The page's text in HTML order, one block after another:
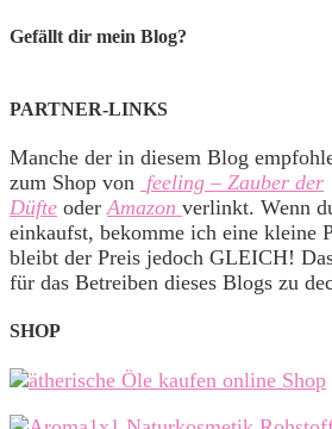
Gefällt dir mein Blog?
PARTNER-LINKS
Manche der in diesem Blog
zum Shop von feeling – Zauber der
Düfte oderAmazon verlinkt. Wenn
einkaufst, bekomme ich eine kleine
bleibt der Preis jedoch GLEICH!
für das Betreiben dieses Blogs zu
SHOP